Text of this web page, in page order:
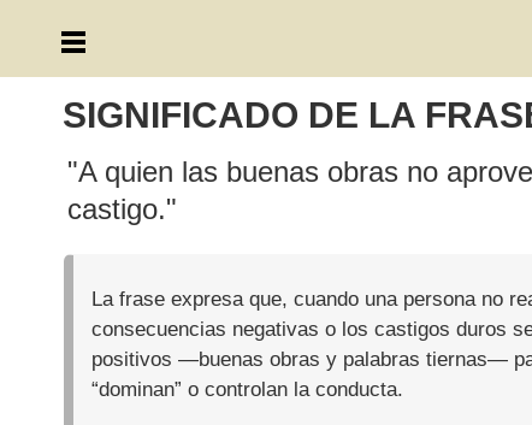
SIGNIFICADO DE LA
"A quien las buenas obras no
castigo."
La frase expresa que, cuando una persona no
consecuencias negativas o los castigos duros
positivos —buenas obras y palabras tiernas—
“dominan” o controlan la conducta.